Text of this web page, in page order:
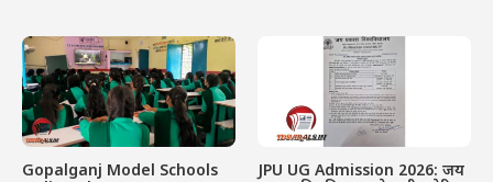
Gopalganj Model Schools
JPU UG Admission 2026: जय